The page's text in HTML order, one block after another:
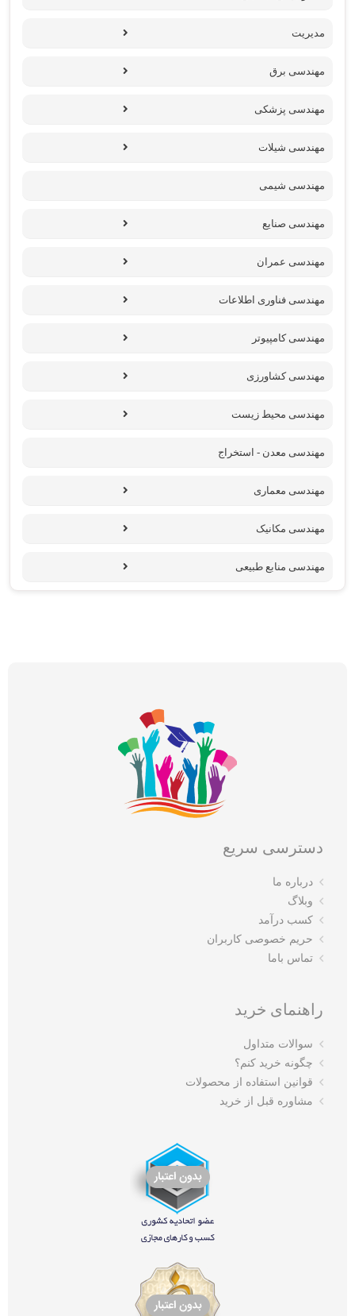
مدیریت
مهندسی برق
مهندسی پزشکی
مهندسی شیلات
مهندسی شیمی
مهندسی صنایع
مهندسی عمران
مهندسی فناوری اطلاعات
مهندسی کامپیوتر
مهندسی کشاورزی
مهندسی محیط زیست
مهندسی معدن - استخراج
مهندسی معماری
مهندسی مکانیک
مهندسی منابع طبیعی
دسترسی سریع
درباره ما
وبلاگ
کسب درآمد
حریم خصوصی کاربران
تماس باما
راهنمای خرید
سوالات متداول
چگونه خرید کنم؟
قوانین استفاده از محصولات
مشاوره قبل از خرید